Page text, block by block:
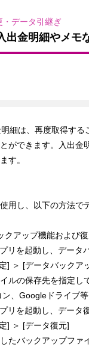
・データ引継ぎ
出金明細やメモ
細は、再度取得す
ができます。入出
す。
用し、以下の方法で
クアップ機能および
リを起動し、データ
] ＞ [データバックア
ルの保存先を指定し
、Googleドライブ
リを起動し、データ
] ＞ [データ復元]
バックアップファ